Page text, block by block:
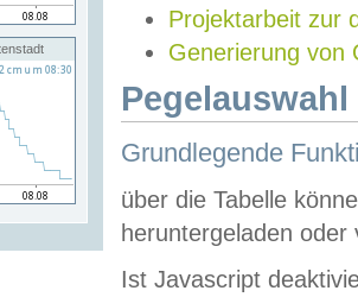
Projektarbeit zur
Generierung von
Grundlegende
über die Tabelle
heruntergeladen oder
Ist Javascript